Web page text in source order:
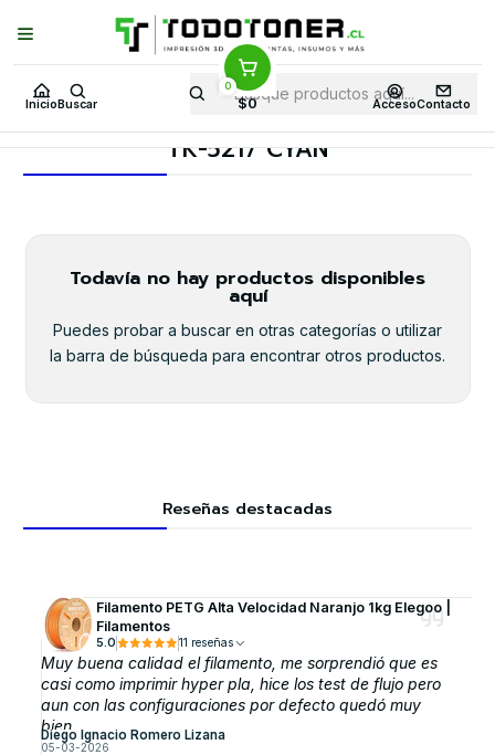
Inicio Buscar
0
$0 AccesoContacto
Puedes Elegir: Comprar enTienda· Despachoa Todo Chile · Retiro en
Tienda en24 Horas
Inicio Toner y tambor Toner Alternativo KYOCERA-MITA
Insumos KYOCERA-MITA TK-5217 CYAN
TK-5217 CYAN
Todavía no hay productos disponibles
aquí
Puedes probar a buscar en otras categorías o utilizar
la barra de búsqueda para encontrar otros productos.
Reseñas destacadas
Filamento PETG Alta Velocidad Naranjo 1kg Elegoo |
Filamentos
5.0 11 reseñas
Muy buena calidad el filamento, me sorprendió que es
casi como imprimir hyper pla, hice los test de flujo pero
aun con las configuraciones por defecto quedó muy
bien.
Diego Ignacio Romero Lizana
05-03-2026